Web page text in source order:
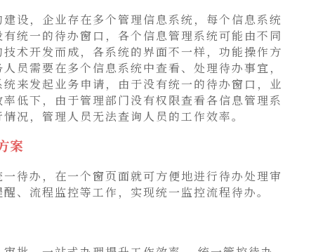
设，企业存在多个管理信息系统，每个信息系统
统一的待办窗口，各个信息管理系统可能由不同
术开发而成，各系统的界面不一样，功能操作方
员需要在多个信息系统中查看、处理待办事宜，
来发起业务申请，由于没有统一的待办窗口，业
低下，由于管理部门没有权限查看各信息管理系
况，管理人员无法查询人员的工作效率。
案
待办，在一个窗页面就可方便地进行待办处理审
、流程监控等工作，实现统一监控流程待办。